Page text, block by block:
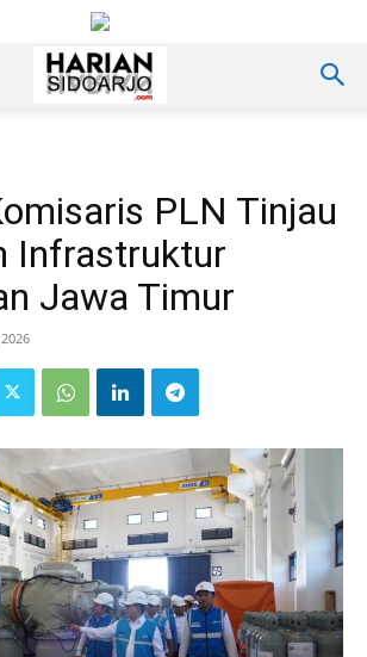
PLN Tinjau
Infrastruktur
Jawa Timur